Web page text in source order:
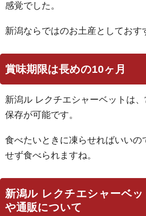
感覚でした。
新潟ならではのお土産としておす
賞味期限は長めの10ヶ月
新潟ル レクチエシャーベットは
保存が可能です。
食べたいときに凍らせればいいの
せず食べられますね。
新潟ル レクチエシャーベ
や通販について